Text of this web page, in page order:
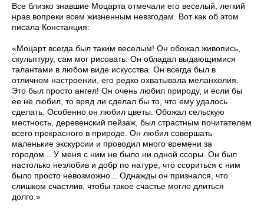
Все близко знавшие Моцарта отмечали его веселый, легкий
нрав вопреки всем жизненным невзгодам. Вот как об этом
писала Констанция:
«Моцарт всегда был таким веселым! Он обожал живопись,
скульптуру, сам мог рисовать. Он обладал выдающимися
талантами в любом виде искусства. Он всегда был в
отличном настроении, его редко охватывала меланхолия.
Это был просто ангел! Он очень любил природу, и если бы
ее не любил, то вряд ли сделал бы то, что ему удалось
сделать. Особенно он любил цветы. Обожал сельскую
местность, деревенский пейзаж, был страстным почитателем
всего прекрасного в природе. Он любил совершать
маленькие экскурсии и проводил много времени за
городом... У меня с ним не было ни одной ссоры. Он был
настолько незлобив и добр по натуре, что ссориться с ним
было просто невозможно... Однажды он признался, что
слишком счастлив, чтобы такое счастье могло длиться
долго.»